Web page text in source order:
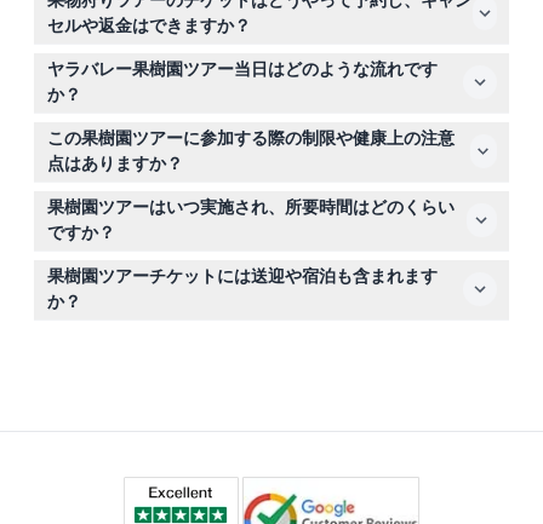
あります。65歳以上の高齢者の方も参加歓迎です。ただ
し、3歳未満の幼児、妊娠中の方、最近手術を受けた方や
心臓病のある方には適していません。
セルや返金はできますか？
このウェブサイトで安全にオンライン予約ができます。チ
ケットは返金不可、キャンセル不可ですので、希望の日付
と時間を慎重に選んでください。
ヤラバレー果樹園ツアー当日はどのような流れです
か？
レイナーズ・オーチャードに予定時刻の10分前までに到着
し、受付をしてください。1時間のガイド付きトラクター
トレーラー・ツアーでは果物狩りや試食のために複数の停
車があり、毎日少なくとも8種類の果物が楽しめます（変
更の可能性あり。予約時にご確認ください）。
この果樹園ツアーに参加する際の制限や健康上の注意
点はありますか？
はい、妊娠中の方、最近手術を受けた方、心臓疾患のある
方にはツアーは推奨されません。また、幼児（特に非常に
小さな子供）もこの活動には適していません。
果樹園ツアーはいつ実施され、所要時間はどのくらい
ですか？
ツアーは午前9時より30分毎に出発し、最終ツアーは午後
3時開始です。クリスマスを除く毎日開催しています。ツ
アーの所要時間は約1時間です（変更の可能性あり。予約
果樹園ツアーチケットには送迎や宿泊も含まれます
か？